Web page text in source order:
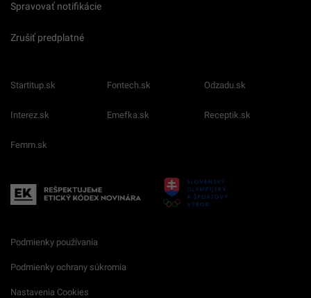
Spravovať notifikácie
Zrušiť predplatné
Startitup.sk Fontech.sk Odzadu.sk
Interez.sk Emefka.sk Receptik.sk
Femm.sk
Podmienky používania
Podmienky ochrany súkromia
Nastavenia Cookies